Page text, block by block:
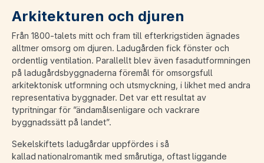
Arkitekturen och djuren
Från 1800-talets mitt och fram till efterkrigstiden ägnades
alltmer omsorg om djuren. Ladugården fick fönster och
ordentlig ventilation. Parallellt blev även fasadutformningen
på ladugårdsbyggnaderna föremål för omsorgsfull
arkitektonisk utformning och utsmyckning, i likhet med andra
representativa byggnader. Det var ett resultat av
typritningar för ”ändamålsenligare och vackrare
byggnadssätt på landet”.
Sekelskiftets ladugårdar uppfördes i så
kallad nationalromantik med smårutiga, oftast liggande